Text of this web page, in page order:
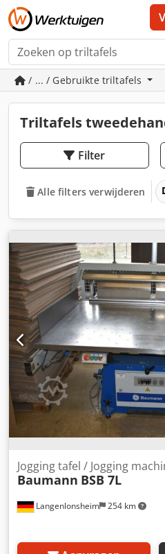
/ ... / Gebruikte triltafels
Triltafels
Filter
Alle filters verwijderen
Langenlonsheim 254 km
Jogging tafel / Jogging
Baumann BSB 7L